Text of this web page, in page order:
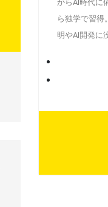
からAI時代に
ら独学で習得
明やAI開発に